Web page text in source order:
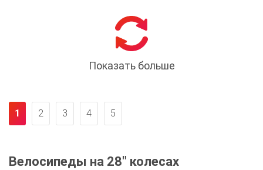
Показать больше
1 2 3 4 5
Велосипеды на 28" колесах